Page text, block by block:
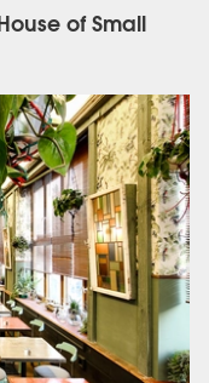
of Small